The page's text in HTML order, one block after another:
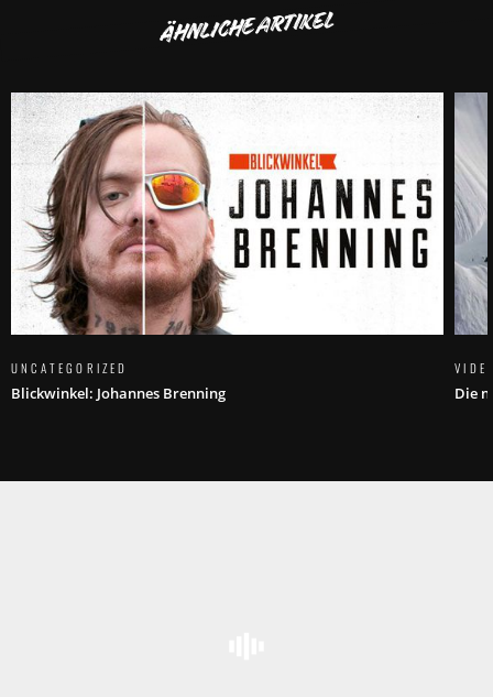
ÄHNLICHE ARTIKEL
UNCATEGORIZED
Blickwinkel: Johannes Brenning Die